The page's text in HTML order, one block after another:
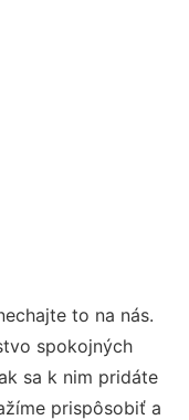
to na nás.
spokojných
sa k nim pridáte
prispôsobiť a